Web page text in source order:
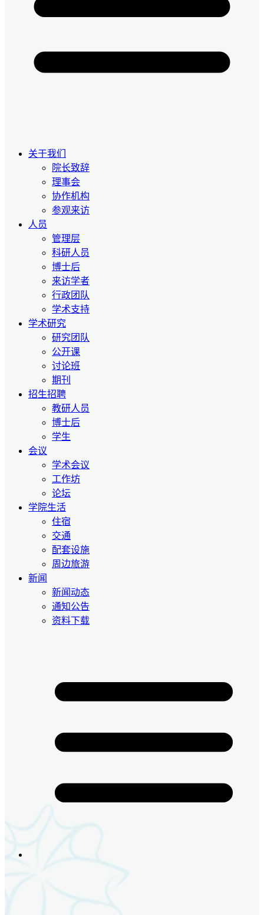
关于我们
院长致辞
理事会
协作机构
参观来访
人员
管理层
科研人员
博士后
来访学者
行政团队
学术支持
学术研究
研究团队
公开课
讨论班
期刊
招生招聘
教研人员
博士后
学生
会议
学术会议
工作坊
论坛
学院生活
住宿
交通
配套设施
周边旅游
新闻
新闻动态
通知公告
资料下载